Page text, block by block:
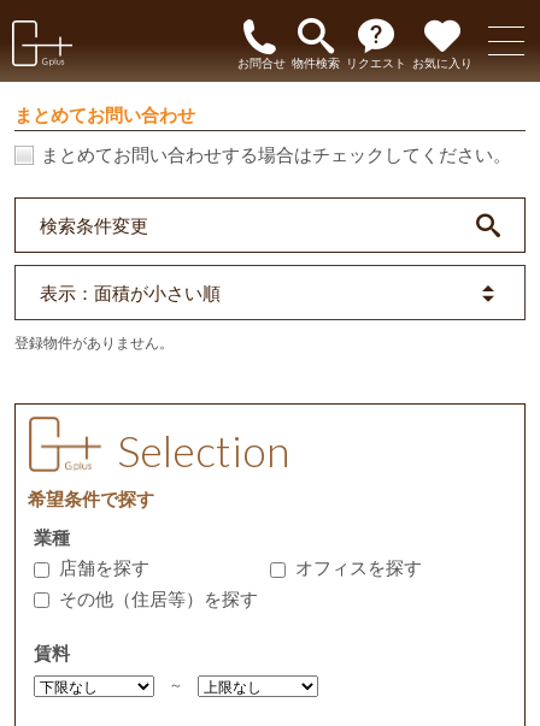
お問合せ 物件検索 リクエスト お気に入り
まとめてお問い合わせ
まとめてお問い合わせする場合はチェックしてください。
検索条件変更
表示 ：面積が小さい順
登録物件がありません。
Selection
希望条件で探す
業種
店舗を探す
オフィスを探す
その他（住居等）を探す
賃料
～